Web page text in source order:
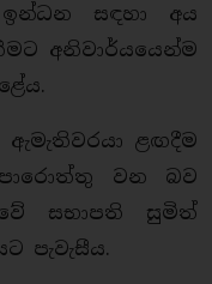
සඳහා අය
අනිවාර්යයෙන්ම
ළඟදීම
වන බව
සභාපති සුමිත්
පැවැසීය.